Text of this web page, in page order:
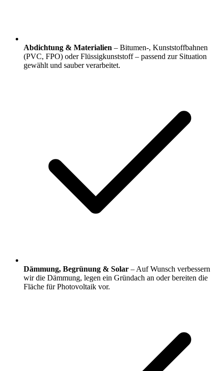
Abdichtung & Materialien – Bitumen-, Kunststoffbahnen
(PVC, FPO) oder Flüssigkunststoff – passend zur Situation
gewählt und sauber verarbeitet.
Dämmung, Begrünung & Solar – Auf Wunsch verbessern
wir die Dämmung, legen ein Gründach an oder bereiten die
Fläche für Photovoltaik vor.